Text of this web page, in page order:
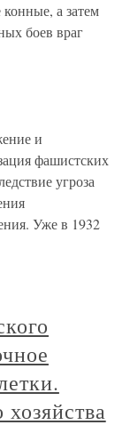
а затем
боев враг
и
фашистских
угроза
Уже в 1932